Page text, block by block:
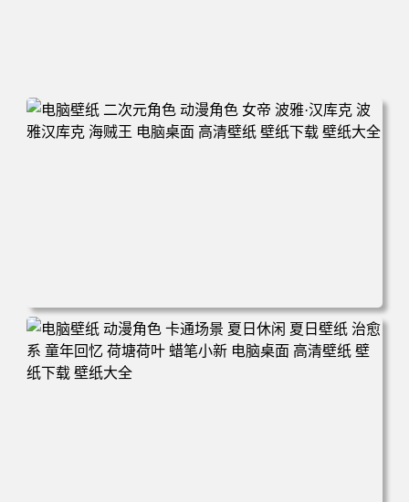
电脑壁纸 二次元角色 动漫角色 女帝 波雅·汉库克 波雅汉库
克 海贼王 电脑桌面 高清壁纸 壁纸下载 壁纸大全